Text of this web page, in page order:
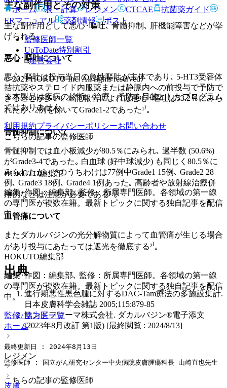
ホーム
表・計算 レジメン CTCAE
抗菌薬ガイド
ERマニュアル
薬剤情報 ポスト
監修医師一覧
UpToDate特別割引
運営会社
© 2021 HOKUTO Inc. All rights reserved.
※本製品は疾病の診断・治療・予防を目的としたプログラム
ではありません。
利用規約プライバシーポリシーお問い合わせ
こちらの記事の監修医師
HOKUTO編集部
編集･作図：編集部､ 監修：所属専門医師。各領域の第一線
の専門医が複数在籍。最新トピックに関する独自記事を配信
中。
HOKUTO編集部
編集･作図：編集部､ 監修：所属専門医師。各領域の第一線
の専門医が複数在籍。最新トピックに関する独自記事を配信
中。
監修･協力医一覧
ホーム
レジメン
皮膚
主な副作用とその対策
主な副作用として悪心･嘔吐､ 骨髄抑制､ 肝機能障害などが挙
げられる｡
悪心･嘔吐について
悪心･嘔吐は投与当日の急性嘔吐が主体であり､ 5-HT3受容体
拮抗薬やステロイド内服薬または静脈内への前投与で予防で
きることが多い｡ 上記報告によれば悪心･嘔吐は53.2％にみら
れたが､ 2例を除いてGrade1-2であった¹⁾｡
骨髄抑制について
骨髄抑制では血小板減少が80.5％にみられ､ 過半数 (50.6%)
がGrade3-4であった｡ 白血球 (好中球減少) も同じく80.5％に
みられたが､ そのうちわけは77例中Grade1 15例､ Grade2 28
例､ Grade3 18例､ Grade4 1例あった｡ 高齢者や放射線治療併
用例などは注意が必要である¹⁾｡
血管痛について
またダカルバジンの光分解物質によって血管痛が生じる場合
があり投与にあたっては遮光を徹底する²⁾｡
出典
進行期悪性黒色腫に対するDAC-Tam療法の多施設集計.
日本皮膚科学会雑誌 2005;115:879-85
サンドファーマ株式会社. ダカルバジン®電子添文
(2023年8月改訂 第1版) [最終閲覧 : 2024/8/13]
最終更新日 : 2024年8月13日
監修医師 : 国立がん研究センター中央病院皮膚腫瘍科長 山崎直也先生
こちらの記事の監修医師